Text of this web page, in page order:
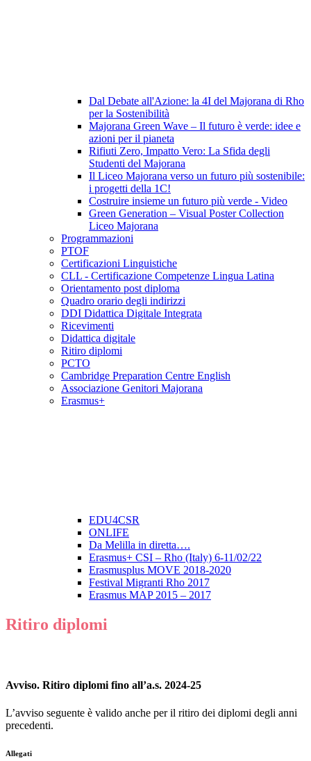
Dal Debate all'Azione: la 4I del Majorana di Rho
per la Sostenibilità
Majorana Green Wave – Il futuro è verde: idee e
azioni per il pianeta
Rifiuti Zero, Impatto Vero: La Sfida degli
Studenti del Majorana
Il Liceo Majorana verso un futuro più sostenibile:
i progetti della 1C!
Costruire insieme un futuro più verde - Video
Green Generation – Visual Poster Collection
Liceo Majorana
Programmazioni
PTOF
Certificazioni Linguistiche
CLL - Certificazione Competenze Lingua Latina
Orientamento post diploma
Quadro orario degli indirizzi
DDI Didattica Digitale Integrata
Ricevimenti
Didattica digitale
Ritiro diplomi
PCTO
Cambridge Preparation Centre English
Associazione Genitori Majorana
Erasmus+
EDU4CSR
ONLIFE
Da Melilla in diretta….
Erasmus+ CSI – Rho (Italy) 6-11/02/22
Erasmusplus MOVE 2018-2020
Festival Migranti Rho 2017
Erasmus MAP 2015 – 2017
Ritiro diplomi
Avviso. Ritiro diplomi fino all’a.s. 2024-25
L’avviso seguente è valido anche per il ritiro dei diplomi degli anni
precedenti.
Allegati